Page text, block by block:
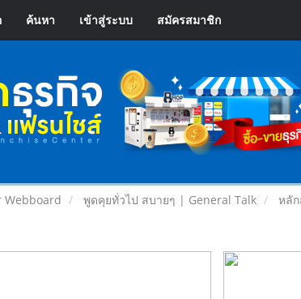
ค้นหา เข้าสู่ระบบ สมัครสมาชิก
Webboard พูดคุยทั่วไป สบายๆ | General Talk หลั